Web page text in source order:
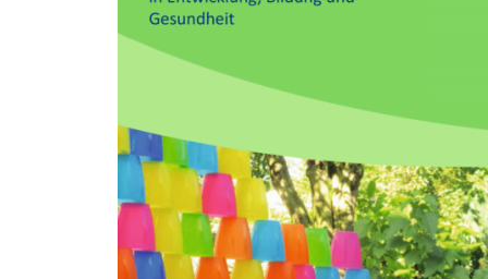
Zum Anfang der Bildergalerie springen